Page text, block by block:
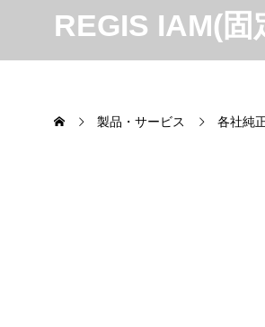
REGIS IAM(固
製品・サービス 各社純